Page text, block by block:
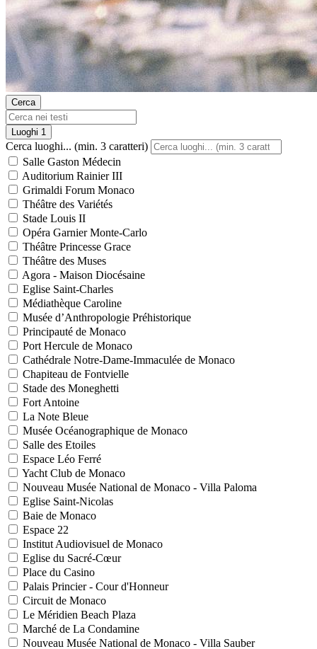
Cerca
Luoghi 1
Cerca luoghi... (min. 3 caratteri)
Salle Gaston Médecin
Auditorium Rainier III
Grimaldi Forum Monaco
Théâtre des Variétés
Stade Louis II
Opéra Garnier Monte-Carlo
Théâtre Princesse Grace
Théâtre des Muses
Agora - Maison Diocésaine
Eglise Saint-Charles
Médiathèque Caroline
Musée d’Anthropologie Préhistorique
Principauté de Monaco
Port Hercule de Monaco
Cathédrale Notre-Dame-Immaculée de Monaco
Chapiteau de Fontvielle
Stade des Moneghetti
Fort Antoine
La Note Bleue
Musée Océanographique de Monaco
Salle des Etoiles
Espace Léo Ferré
Yacht Club de Monaco
Nouveau Musée National de Monaco - Villa Paloma
Eglise Saint-Nicolas
Baie de Monaco
Espace 22
Institut Audiovisuel de Monaco
Eglise du Sacré-Cœur
Place du Casino
Palais Princier - Cour d'Honneur
Circuit de Monaco
Le Méridien Beach Plaza
Marché de La Condamine
Nouveau Musée National de Monaco - Villa Sauber